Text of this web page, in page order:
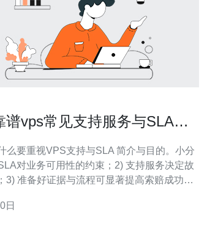
谱vps常见支持服务与SLA条
么要重视VPS支持与SLA 简介与目的。小分
对业务可用性的约束；2) 支持服务决定故
3) 准备好证据与流程可显著提高索赔成功
用，便于留存记录）；B. 实时聊天（响应
日